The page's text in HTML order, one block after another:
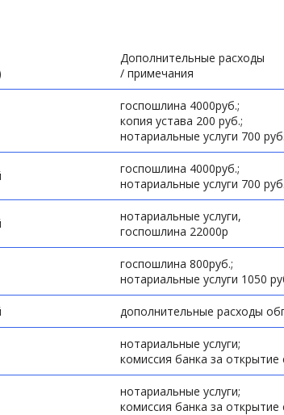
Петербург
Чебоксары
Челябинск
Черкесск
Чита
Элиста
Южно-Сахалинск
Якутск
Ярославль
Дополнительные расходы
/ примечания
госпошлина 4000руб.;
копия устава 200 руб.;
нотариальные услуги 700
госпошлина 4000руб.;
нотариальные услуги 700
нотариальные услуги,
госпошлина 22000р
госпошлина 800руб.;
нотариальные услуги 1050
дополнительные расходы
нотариальные услуги;
комиссия банка за открытие
нотариальные услуги;
комиссия банка за открытие